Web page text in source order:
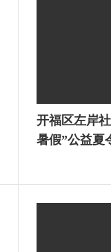
开福区左岸
暑假”公益夏